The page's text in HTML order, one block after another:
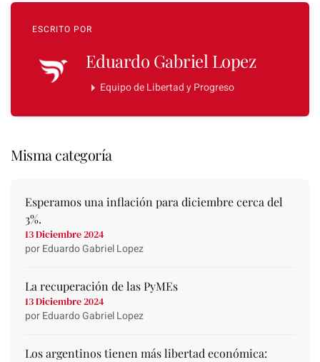
ESCRITO POR
Eduardo Gabriel Lopez
Equipo de Libertad y Progreso
Misma categoría
Esperamos una inflación para diciembre cerca del
3%.
13 Diciembre 2024
por Eduardo Gabriel Lopez
La recuperación de las PyMEs
13 Diciembre 2024
por Eduardo Gabriel Lopez
Los argentinos tienen más libertad económica: